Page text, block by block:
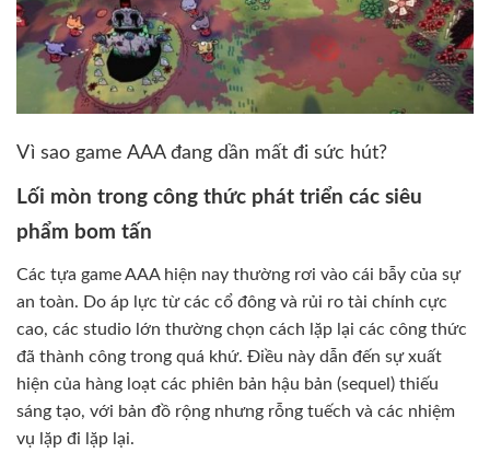
Vì sao game AAA đang dần mất đi sức hút?
Lối mòn trong công thức phát triển các siêu
phẩm bom tấn
Các tựa game AAA hiện nay thường rơi vào cái bẫy của sự
an toàn. Do áp lực từ các cổ đông và rủi ro tài chính cực
cao, các studio lớn thường chọn cách lặp lại các công thức
đã thành công trong quá khứ. Điều này dẫn đến sự xuất
hiện của hàng loạt các phiên bản hậu bản (sequel) thiếu
sáng tạo, với bản đồ rộng nhưng rỗng tuếch và các nhiệm
vụ lặp đi lặp lại.